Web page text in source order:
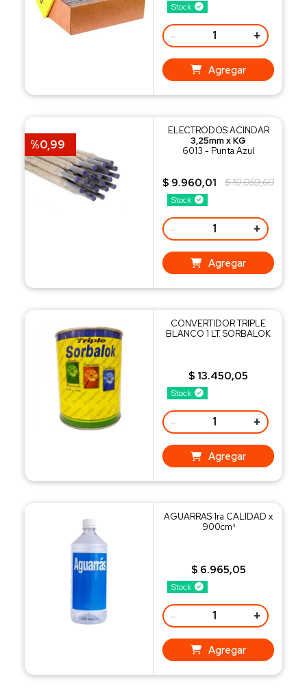
Stock
- +
Agregar
%0,99
Stock
ELECTRODOS ACINDAR
3,25mm x KG
6013 - Punta Azul
$ 9.960,01 $ 10.059,60
- +
Agregar
Stock
CONVERTIDOR TRIPLE
BLANCO 1 LT. SORBALOK
$ 13.450,05
- +
Agregar
Stock
AGUARRAS 1ra CALIDAD x
900cm³
$ 6.965,05
- +
Agregar